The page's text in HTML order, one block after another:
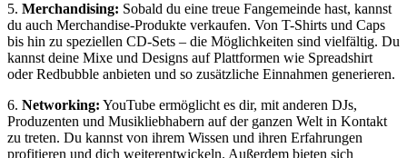
5. Merchandising: Sobald du eine treue Fangemeinde hast, kannst
du auch Merchandise-Produkte verkaufen. Von T-Shirts und Caps
bis hin zu speziellen CD-Sets – die Möglichkeiten sind vielfältig. Du
kannst deine Mixe und Designs auf Plattformen wie Spreadshirt
oder Redbubble anbieten und so zusätzliche Einnahmen‌ generieren.
6. Networking: YouTube ermöglicht es dir, mit anderen DJs,
Produzenten und ‌Musikliebhabern auf der ganzen Welt in Kontakt
zu treten. Du ⁤kannst von ihrem Wissen und ihren Erfahrungen
profitieren und dich weiterentwickeln. Außerdem⁤ bieten⁢ sich